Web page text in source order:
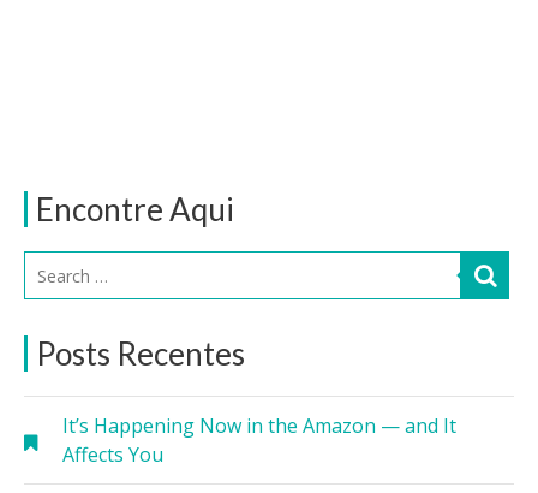
Encontre Aqui
Posts Recentes
It’s Happening Now in the Amazon — and It
Affects You